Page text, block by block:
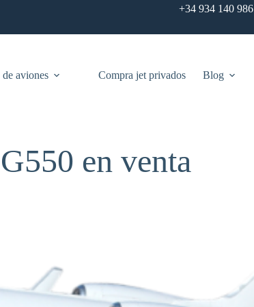
+34 934 140 986
aviones Compra jet privados Blog
en venta